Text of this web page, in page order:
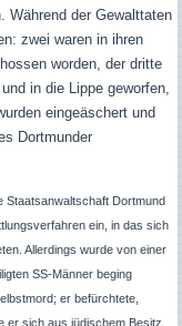
Während der Gewalttaten
zwei waren in ihren
worden, der dritte
in die Lippe geworfen,
eingeäschert und
Dortmunder
Staatsanwaltschaft Dortmund
ein, in das sich
Allerdings wurde von einer
SS-Männer beging
er befürchtete,
er sich aus jüdischem Besitz